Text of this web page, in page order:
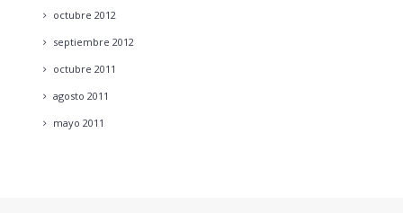
octubre 2012
septiembre 2012
octubre 2011
agosto 2011
mayo 2011